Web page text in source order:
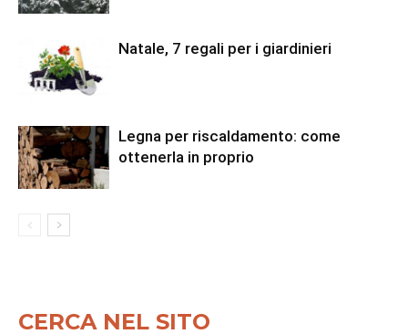
Natale, 7 regali per i giardinieri
Legna per riscaldamento: come
ottenerla in proprio
CERCA NEL SITO